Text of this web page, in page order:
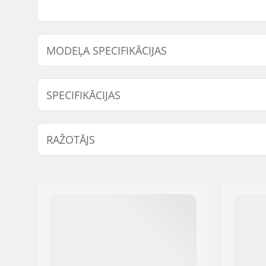
MODEĻA SPECIFIKĀCIJAS
SPECIFIKĀCIJAS
Caurules:
Butted,
Kāta diametrs:
Stūres dizains:
Two-piece
RAŽOTĀJS